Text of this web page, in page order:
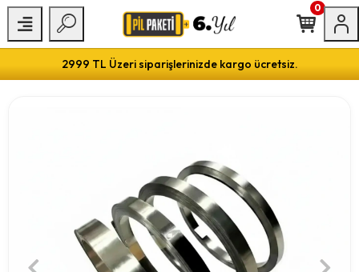
2999 TL Üzeri siparişlerinizde kargo ücretsiz.
0